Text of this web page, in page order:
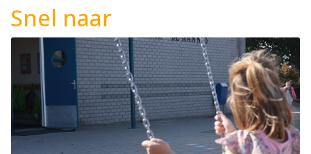
Snel naar